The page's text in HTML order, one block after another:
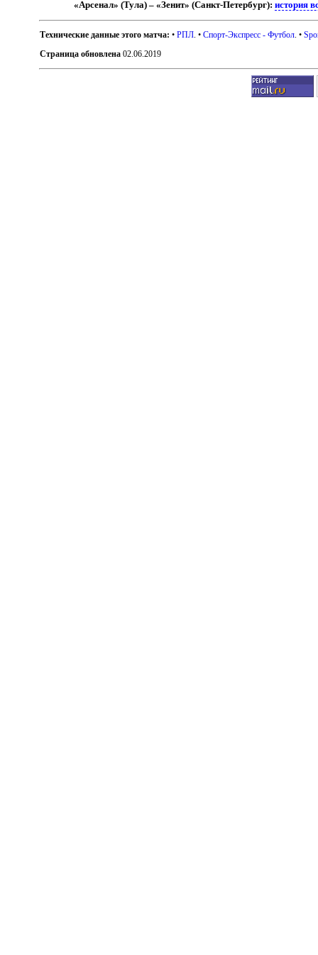
«Арсенал» (Тула) – «Зенит» (Санкт-Петербург):история
Технические данные этого матча: •РПЛ . •Спорт-Экспресс - Футбол . •
Страница обновлена 02.06.2019